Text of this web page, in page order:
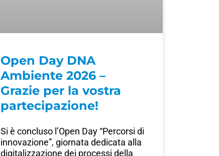
Open Day DNA
Ambiente 2026 –
Grazie per la vostra
partecipazione!
Si è concluso l’Open Day “Percorsi di
innovazione”, giornata dedicata alla
digitalizzazione dei processi della